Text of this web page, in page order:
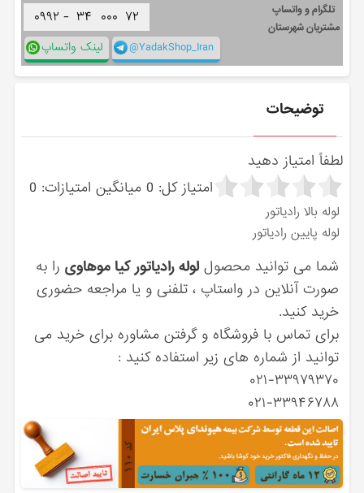
تلگرام و واتساپ
مشتریان شهرستان
۰۹۹۲ - ۳۴ ۰۰۰ ۷۲
لینک واتساپ @YadakShop_Iran
توضیحات
لطفاً امتیاز دهید
امتیاز کل: 0 میانگین امتیازات: 0
لوله بالا رادیاتور
لوله پایین رادیاتور
شما می توانید محصوللوله رادیاتور کیا موهاوی را به
صورت آنلاین در واستاپ ، تلفنی و یا مراجعه حضوری
خرید کنید.
برای تماس با فروشگاه و گرفتن مشاوره برای خرید می
توانید از شماره های زیر استفاده کنید :
۰۲۱-۳۳۹۷۹۳۷۰
۰۲۱-۳۳۹۴۶۷۸۸